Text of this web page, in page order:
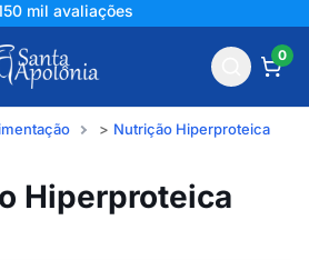
mil avaliações
0
Nutrição Hiperproteica
Hiperproteica